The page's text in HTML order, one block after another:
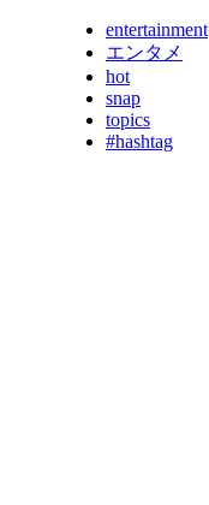
entertainment
エンタメ
hot
snap
topics
#hashtag